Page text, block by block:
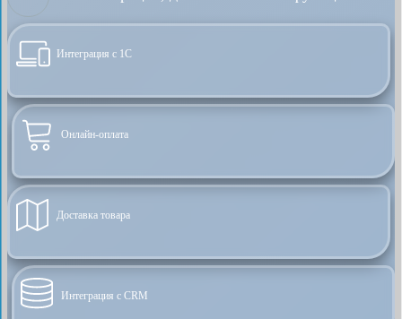
Интеграция с 1С
Онлайн-оплата
Доставка товара
Интеграция с CRM